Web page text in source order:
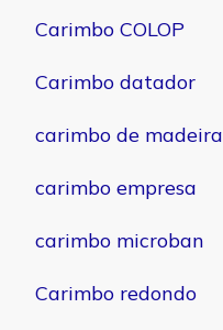
Carimbo COLOP
Carimbo datador
carimbo de madeira
carimbo empresa
carimbo microban
Carimbo redondo